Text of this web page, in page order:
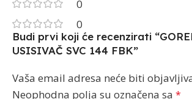
0
0
Budi prvi koji će recenzirati
USISIVAČ SVC 144 FBK”
Vaša email adresa neće biti
Neophodna polja su označena sa *